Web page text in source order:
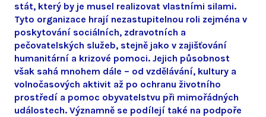
stát, který by je musel realizovat vlastními silami.
Tyto organizace hrají nezastupitelnou roli zejména v
poskytování sociálních, zdravotních a
pečovatelských služeb, stejně jako v zajišťování
humanitární a krizové pomoci. Jejich působnost
však sahá mnohem dále – od vzdělávání, kultury a
volnočasových aktivit až po ochranu životního
prostředí a pomoc obyvatelstvu při mimořádných
událostech. Významně se podílejí také na podpoře